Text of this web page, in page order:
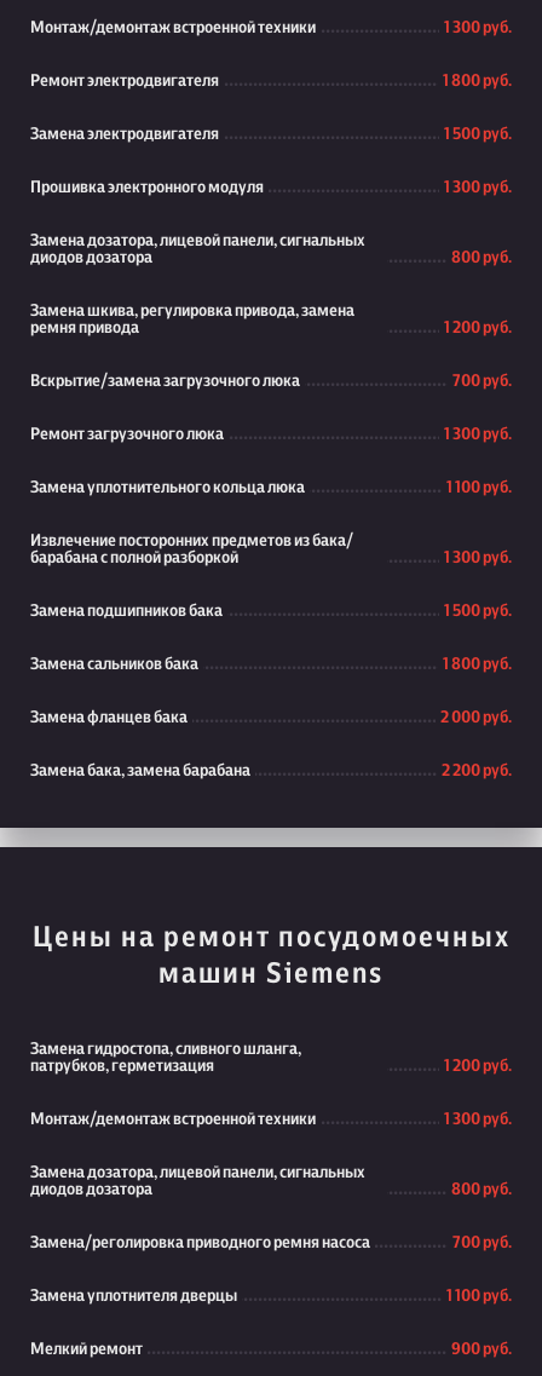
Монтаж/демонтаж встроенной техники 1 300 руб.
Ремонт электродвигателя 1 800 руб.
Замена электродвигателя 1 500 руб.
Прошивка электронного модуля 1 300 руб.
Замена дозатора, лицевой панели, сигнальных
диодов дозатора
800 руб.
Замена шкива, регулировка привода, замена
ремня привода
1 200 руб.
Вскрытие/замена загрузочного люка 700 руб.
Ремонт загрузочного люка 1 300 руб.
Замена уплотнительного кольца люка 1 100 руб.
Извлечение посторонних предметов из бака/
барабана с полной разборкой
1 300 руб.
Замена подшипников бака 1 500 руб.
Замена сальников бака 1 800 руб.
Замена фланцев бака 2 000 руб.
Замена бака, замена барабана 2 200 руб.
Цены на ремонт посудомоечных
машин Siemens
Замена гидростопа, сливного шланга,
патрубков, герметизация
1 200 руб.
Монтаж/демонтаж встроенной техники 1 300 руб.
Замена дозатора, лицевой панели, сигнальных
диодов дозатора
800 руб.
Замена/реголировка приводного ремня насоса 700 руб.
Замена уплотнителя дверцы 1 100 руб.
Мелкий ремонт 900 руб.